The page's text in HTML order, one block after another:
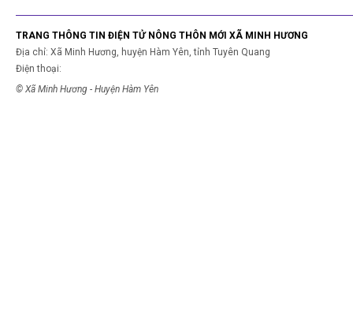
TRANG THÔNG TIN ĐIỆN TỬ NÔNG THÔN MỚI XÃ MINH HƯƠNG
Địa chỉ: Xã Minh Hương, huyện Hàm Yên, tỉnh Tuyên Quang
Điện thoại:
© Xã Minh Hương - Huyện Hàm Yên